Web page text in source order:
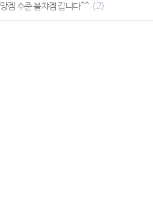
망겜 수준 블쟈겜 갑니다^^ (2)